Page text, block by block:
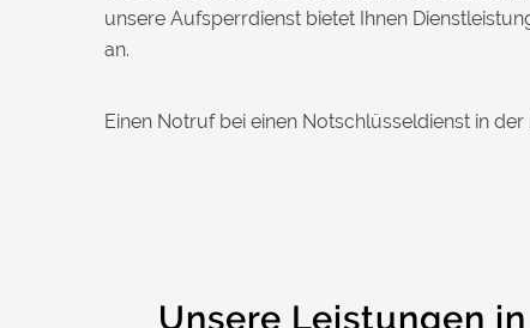
unsere Aufsperrdienst bietet Ihnen
an.
Einen Notruf bei einen Notschlüsseldienst in
Unsere Leistungen